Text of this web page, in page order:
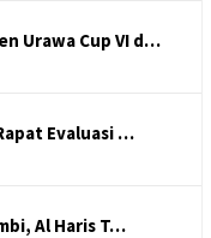
Urawa Cup VI d…
Evaluasi …
Al Haris T…